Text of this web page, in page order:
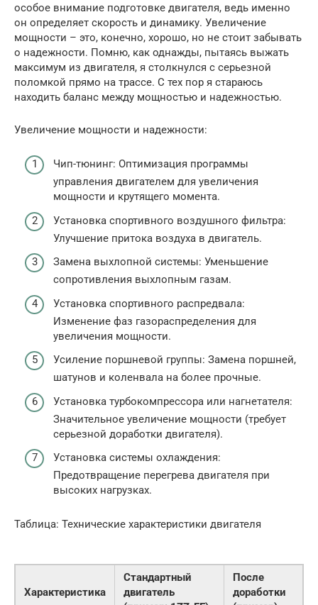
особое внимание подготовке двигателя, ведь именно
он определяет скорость и динамику. Увеличение
мощности – это, конечно, хорошо, но не стоит забывать
о надежности. Помню, как однажды, пытаясь выжать
максимум из двигателя, я столкнулся с серьезной
поломкой прямо на трассе. С тех пор я стараюсь
находить баланс между мощностью и надежностью.
Увеличение мощности и надежности:
Чип-тюнинг: Оптимизация программы
управления двигателем для увеличения
мощности и крутящего момента.
Установка спортивного воздушного фильтра:
Улучшение притока воздуха в двигатель.
Замена выхлопной системы: Уменьшение
сопротивления выхлопным газам.
Установка спортивного распредвала:
Изменение фаз газораспределения для
увеличения мощности.
Усиление поршневой группы: Замена поршней,
шатунов и коленвала на более прочные.
Установка турбокомпрессора или нагнетателя:
Значительное увеличение мощности (требует
серьезной доработки двигателя).
Установка системы охлаждения:
Предотвращение перегрева двигателя при
высоких нагрузках.
Таблица: Технические характеристики двигателя
Характеристика
Стандартный
двигатель
После
доработки